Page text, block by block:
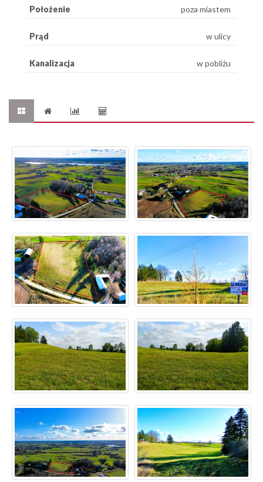
Położenie poza miastem
Prąd w ulicy
Kanalizacja w pobliżu